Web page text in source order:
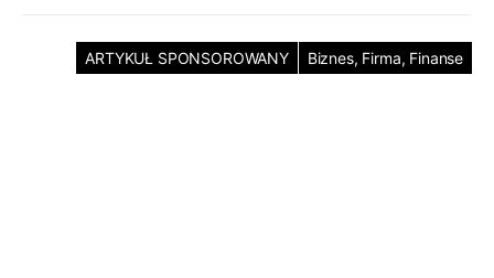
ARTYKUŁ SPONSOROWANY Biznes, Firma, Finanse